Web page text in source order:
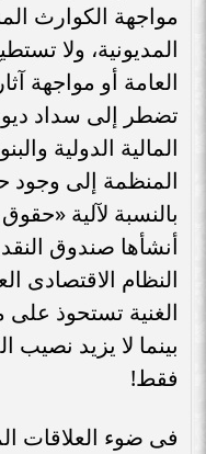
مواجهة الكوارث
المديونية، ولا
العامة أو مواجهة
تضطر إلى سداد
المالية الدولية
المنظمة إلى وجود
بالنسبة لآلية
أنشأها صندوق
النظام الاقتصادى
الغنية تستحوذ على
فقط!
فى ضوء العلاقات